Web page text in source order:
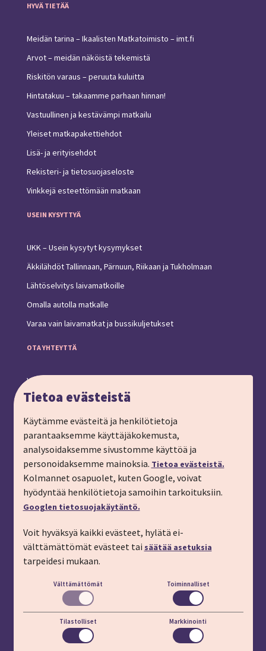
HYVÄ TIETÄÄ
Meidän tarina – Ikaalisten Matkatoimisto – imt.fi
Arvot – meidän näköistä tekemistä
Riskitön varaus – peruuta kuluitta
Hintatakuu – takaamme parhaan hinnan!
Vastuullinen ja kestävämpi matkailu
Yleiset matkapakettiehdot
Lisä- ja erityisehdot
Rekisteri- ja tietosuojaseloste
Vinkkejä esteettömään matkaan
USEIN KYSYTTYÄ
UKK – Usein kysytyt kysymykset
Äkkilähdöt Tallinnaan, Pärnuun, Riikaan ja Tukholmaan
Lähtöselvitys laivamatkoille
Omalla autolla matkalle
Varaa vain laivamatkat ja bussikuljetukset
OTA YHTEYTTÄ
Yhteystiedot ja toimipiste
Anna palautetta
Ryhmämatkat, pyydä tarjous
Tilaa matkalahjakortti
Tilaa esite
Tilaa matkakirje sähköpostiin
Ilmoita passitiedot
Liity kanta-asiakkaaksi
Töihin IMT:lle
YHTEYSTIEDOT
Puhelin: 03 45 800 (pvm/mpm)
apu.imt.fi
LÖYDÄT MEIDÄT MYÖS
Tietoa evästeistä
Käytämme evästeitä ja henkilötietoja
parantaaksemme käyttäjäkokemusta,
analysoidaksemme sivustomme käyttöä ja
personoidaksemme mainoksia. Tietoa evästeistä.
Kolmannet osapuolet, kuten Google, voivat
hyödyntää henkilötietoja samoihin tarkoituksiin.
Googlen tietosuojakäytäntö.
Voit hyväksyä kaikki evästeet, hylätä ei-
välttämättömät evästeet tai säätää asetuksia
tarpeidesi mukaan.
Välttämättömät Toiminnalliset
Tilastolliset Markkinointi